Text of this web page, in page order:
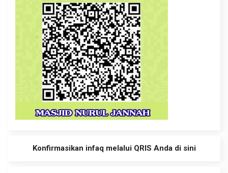
Konfirmasikan infaq melalui QRIS Anda di sini